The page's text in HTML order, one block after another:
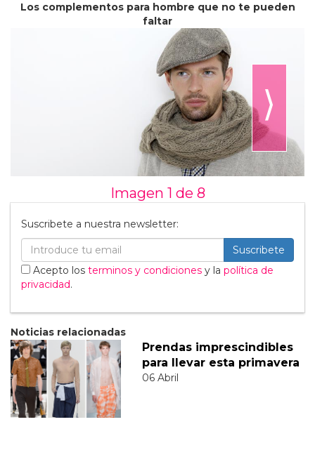
Los complementos para hombre que no te pueden
faltar
⟩
Imagen 1 de 8
Suscribete a nuestra newsletter:
Suscribete
Acepto los terminos y condiciones y la política de
privacidad.
Noticias relacionadas
Prendas imprescindibles
para llevar esta primavera
06 Abril